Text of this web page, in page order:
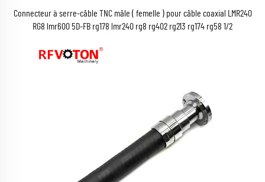
Connecteur à serre-câble TNC mâle ( femelle ) pour câble coaxial LMR240
RG8 lmr600 5D-FB rg178 lmr240 rg8 rg402 rg213 rg174 rg58 1/2